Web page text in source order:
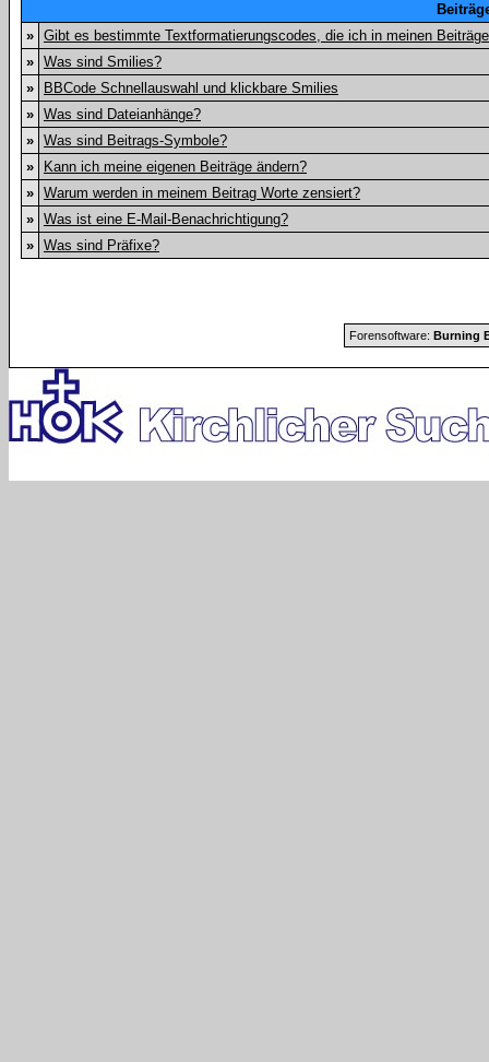
» Gibt es bestimmte Textformatierungscodes, die ich in meinen
» Was sind Smilies?
»
BBCode Schnellauswahl und klickbare Smilies
» Was sind Dateianhänge?
» Was sind Beitrags-Symbole?
»
Kann ich meine eigenen Beiträge ändern?
» Warum werden in meinem Beitrag Worte zensiert?
» Was ist eine E-Mail-Benachrichtigung?
» Was sind Präfixe?
Forensoftware: Burning